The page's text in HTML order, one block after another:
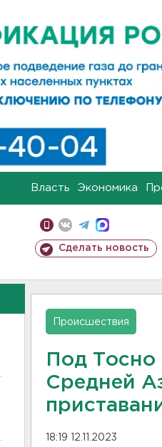
Власть Экономика
Сделать новость
Происшествия
Под Тосно
Средней
18:19 12.11.2023